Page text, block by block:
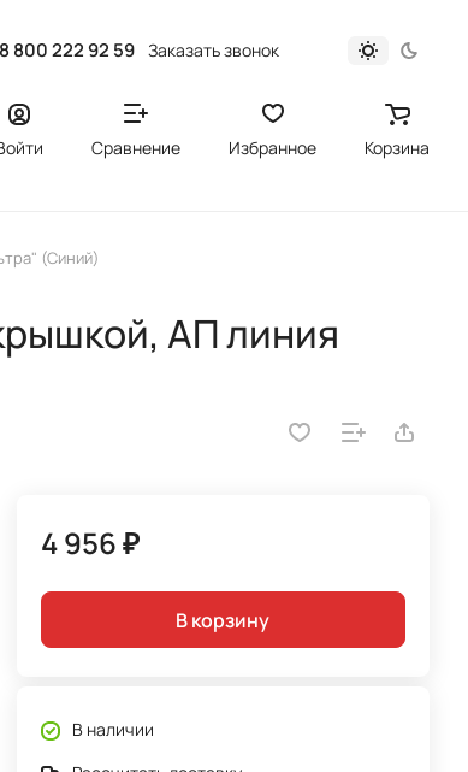
8 800 222 92 59 Заказать звонок
Сравнение Избранное Корзина
(Синий)
АП линия
4 956 ₽
В корзину
В наличии